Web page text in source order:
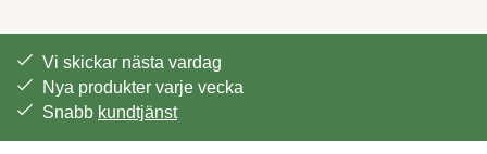
Vi skickar nästa vardag
Nya produkter varje vecka
Snabb kundtjänst